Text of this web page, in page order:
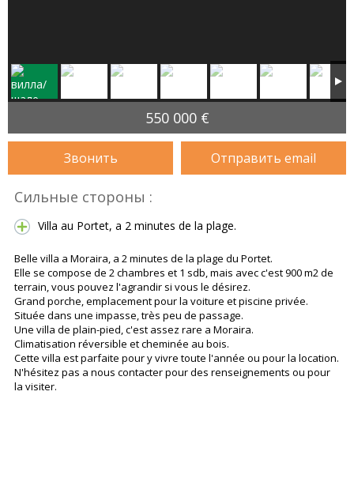
550 000 €
Звонить Отправить email
Сильные стороны :
Villa au Portet, a 2 minutes de la plage.
Belle villa a Moraira, a 2 minutes de la plage du Portet.
Elle se compose de 2 chambres et 1 sdb, mais avec c'est 900 m2 de
terrain, vous pouvez l'agrandir si vous le désirez.
Grand porche, emplacement pour la voiture et piscine privée.
Située dans une impasse, très peu de passage.
Une villa de plain-pied, c'est assez rare a Moraira.
Climatisation réversible et cheminée au bois.
Cette villa est parfaite pour y vivre toute l'année ou pour la location.
N'hésitez pas a nous contacter pour des renseignements ou pour
la visiter.